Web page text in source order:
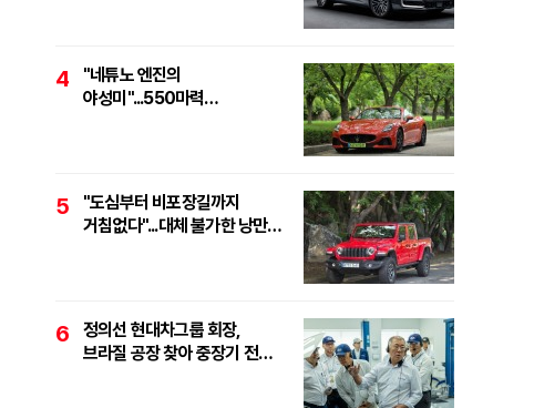
4
"네튜노 엔진의
야성미"...550마력
5
"도심부터 비포장길까지
거침없다"...대체 불가한 낭만
6
정의선 현대차그룹 회장,
브라질 공장 찾아 중장기 전략